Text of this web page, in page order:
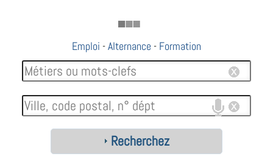
183
Emploi -Alternance - Formation
Recherchez